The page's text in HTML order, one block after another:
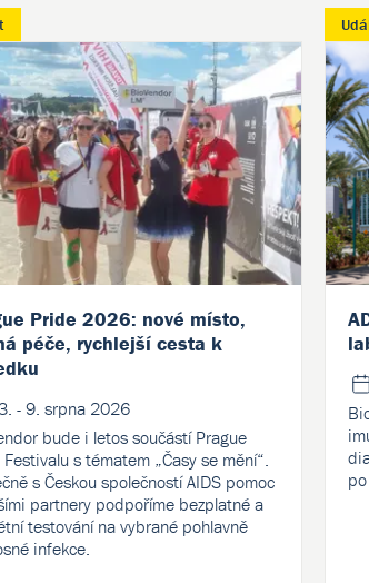
Pride 2026: nové místo,
péče, rychlejší cesta k
- 9. srpna 2026
bude i letos součástí Prague
s tématem „Časy se mění“.
s Českou společností AIDS pomoc
partnery podpoříme bezplatné a
testování na vybrané pohlavně
infekce.